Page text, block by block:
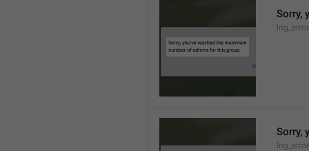
Sorry,
Sorry,